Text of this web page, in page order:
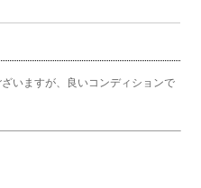
いますが、良いコンディションで